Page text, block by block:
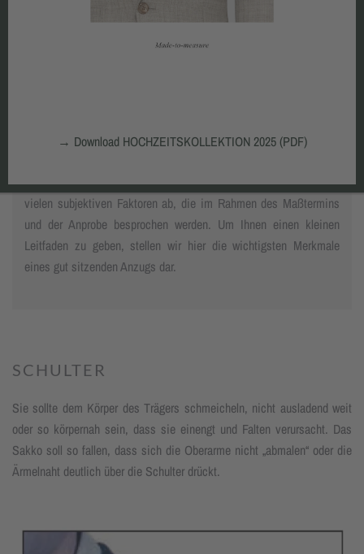
Kunden. Schließlich
hängt das Urteil über einen gut sitzenden Maßanzug auch von
vielen subjektiven Faktoren ab, die im Rahmen des Maßtermins
und der Anprobe besprochen werden. Um Ihnen einen kleinen
Leitfaden zu geben, stellen wir hier die wichtigsten Merkmale
eines gut sitzenden Anzugs dar.
SCHULTER
Sie sollte dem Körper des Trägers schmeicheln, nicht ausladend weit
oder so körpernah sein, dass sie einengt und Falten verursacht. Das
Sakko soll so fallen, dass sich die Oberarme nicht „abmalen“ oder die
Ärmelnaht deutlich über die Schulter drückt.
→ Download HOCHZEITSKOLLEKTION 2025 (PDF)